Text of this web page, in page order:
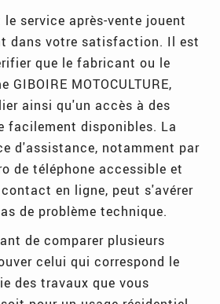
service après-vente jouent
dans votre satisfaction. Il est
que le fabricant ou le
MOTOCULTURE,
ainsi qu'un accès à des
facilement disponibles. La
d'assistance, notamment par
de téléphone accessible et
en ligne, peut s'avérer
de problème technique.
de comparer plusieurs
celui qui correspond le
des travaux que vous